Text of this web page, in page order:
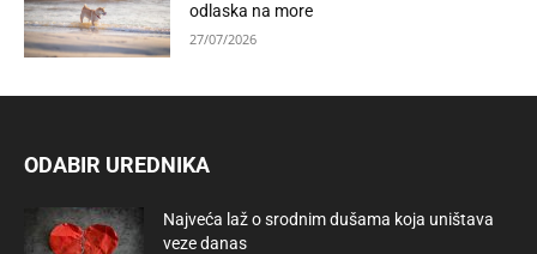
odlaska na more
27/07/2026
ODABIR UREDNIKA
Najveća laž o srodnim dušama koja uništava
veze danas